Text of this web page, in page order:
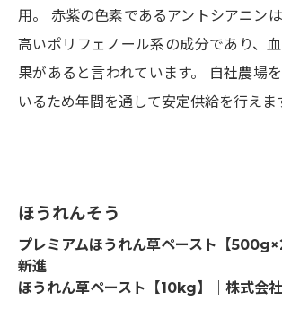
用。 赤紫の色素であるアントシアニン
高いポリフェノール系の成分であり、
果があると言われています。 自社農場
いるため年間を通して安定供給を行えま
ほうれんそう
プレミアムほうれん草ペースト【
新進
ほうれん草ペースト【10kg】｜株式会